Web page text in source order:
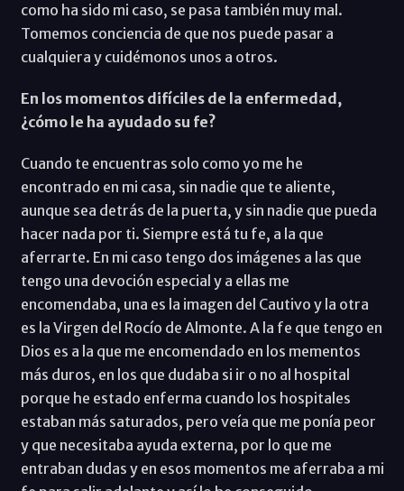
como ha sido mi caso, se pasa también muy mal.
Tomemos conciencia de que nos puede pasar a
cualquiera y cuidémonos unos a otros.
En los momentos difíciles de la enfermedad,
¿cómo le ha ayudado su fe?
Cuando te encuentras solo como yo me he
encontrado en mi casa, sin nadie que te aliente,
aunque sea detrás de la puerta, y sin nadie que pueda
hacer nada por ti. Siempre está tu fe, a la que
aferrarte. En mi caso tengo dos imágenes a las que
tengo una devoción especial y a ellas me
encomendaba, una es la imagen del Cautivo y la otra
es la Virgen del Rocío de Almonte. A la fe que tengo en
Dios es a la que me encomendado en los mementos
más duros, en los que dudaba si ir o no al hospital
porque he estado enferma cuando los hospitales
estaban más saturados, pero veía que me ponía peor
y que necesitaba ayuda externa, por lo que me
entraban dudas y en esos momentos me aferraba a mi